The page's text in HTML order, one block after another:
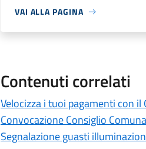
VAI ALLA PAGINA
Contenuti correlati
Velocizza i tuoi pagamenti con il
Convocazione Consiglio
Segnalazione guasti